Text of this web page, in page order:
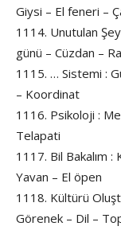
Giysi – El feneri –
1114. Unutulan
günü – Cüzdan –
1115. … Sistemi :
– Koordinat
1116. Psikoloji :
Telapati
1117. Bil Bakalım
Yavan – El öpen
1118. Kültürü
Görenek – Dil –